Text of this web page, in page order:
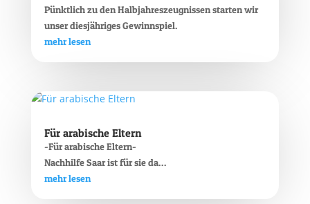
Pünktlich zu den Halbjahreszeugnissen starten wir
unser diesjähriges Gewinnspiel.
mehr lesen
Für arabische Eltern
-Für arabische Eltern-
Nachhilfe Saar ist für sie da…
mehr lesen